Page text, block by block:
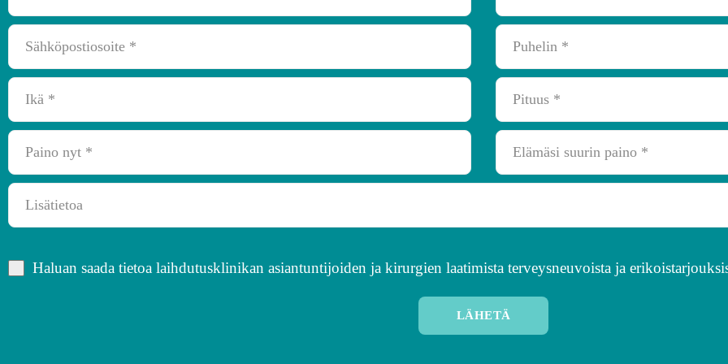
Haluan saada tietoa laihdutusklinikan asiantuntijoiden ja kirurgien laatimista terveysneuvoista ja
LÄHETÄ